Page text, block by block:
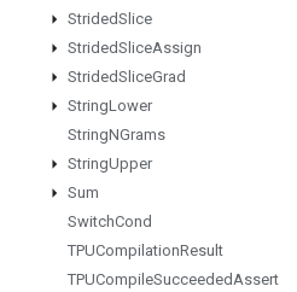
StridedSlice
StridedSliceAssign
StridedSliceGrad
StringLower
StringNGrams
StringUpper
Sum
SwitchCond
TPUCompilationResult
TPUCompileSucceededAssert